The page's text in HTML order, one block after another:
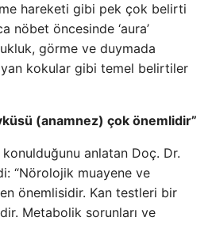
hareketi gibi pek çok belirti
nöbet öncesinde ‘aura’
görme ve duymada
kokular gibi temel belirtiler
(anamnez) çok önemlidir”
konulduğunu anlatan Doç. Dr.
“Nörolojik muayene ve
önemlisidir. Kan testleri bir
Metabolik sorunları ve